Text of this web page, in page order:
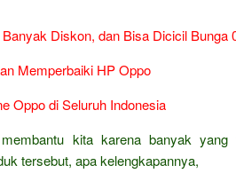
Diskon, dan Bisa Dicicil Bunga
Memperbaiki HP Oppo
Oppo di Seluruh Indonesia
kita karena banyak yang
tersebut, apa kelengkapannya,